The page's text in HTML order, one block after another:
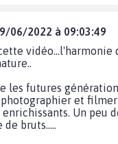
06/2022 à 09:03:49
vidéo...l'harmonie
les futures
et
Un peu
de bruts.....